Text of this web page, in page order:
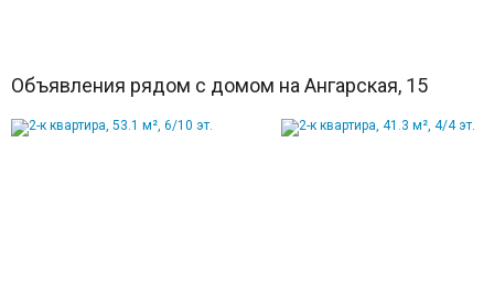
Объявления рядом с домом на Ангарская, 15